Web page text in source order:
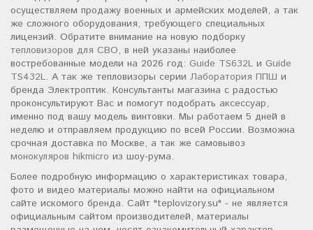
осуществляем продажу военных и армейских моделей, а так
же сложного оборудования, требующего специальных
лицензий. Обратите внимание на новую подборку
тепловизоров для СВО, в ней указаны наиболее
востребованные модели на 2026 год: Guide TS632L и Guide
TS432L. А так же тепловизоры серии Лаборатория ППШ и
бренда Электроптик. Консультанты магазина с радостью
проконсультируют Вас и помогут подобрать аксессуар,
именно под вашу модель винтовки. Мы работаем 5 дней в
неделю и отправляем продукцию по всей России. Возможна
срочная доставка по Москве, а так же самовывоз
монокуляров hikmicro из шоу-рума.
Более подробную информацию о характеристиках товара,
фото и видео материалы можно найти на официальном
сайте искомого бренда. Сайт "teplovizory.su" - не является
официальным сайтом производителей, материалы